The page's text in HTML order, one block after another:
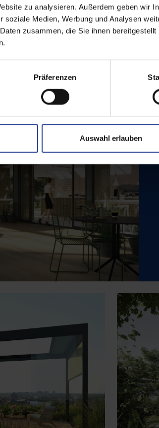
zu analysieren. Außerdem geben wir
soziale Medien, Werbung und Analysen
zusammen, die Sie ihnen
Präferenzen
Auswahl erlauben